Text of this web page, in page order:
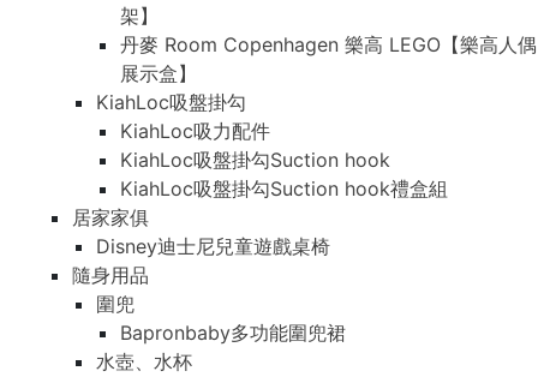
架】
丹麥 Room Copenhagen 樂高 LEGO【樂高人偶
展示盒】
KiahLoc吸盤掛勾
KiahLoc吸力配件
KiahLoc吸盤掛勾Suction hook
KiahLoc吸盤掛勾Suction hook禮盒組
居家家俱
Disney迪士尼兒童遊戲桌椅
隨身用品
圍兜
Bapronbaby多功能圍兜裙
水壺、水杯